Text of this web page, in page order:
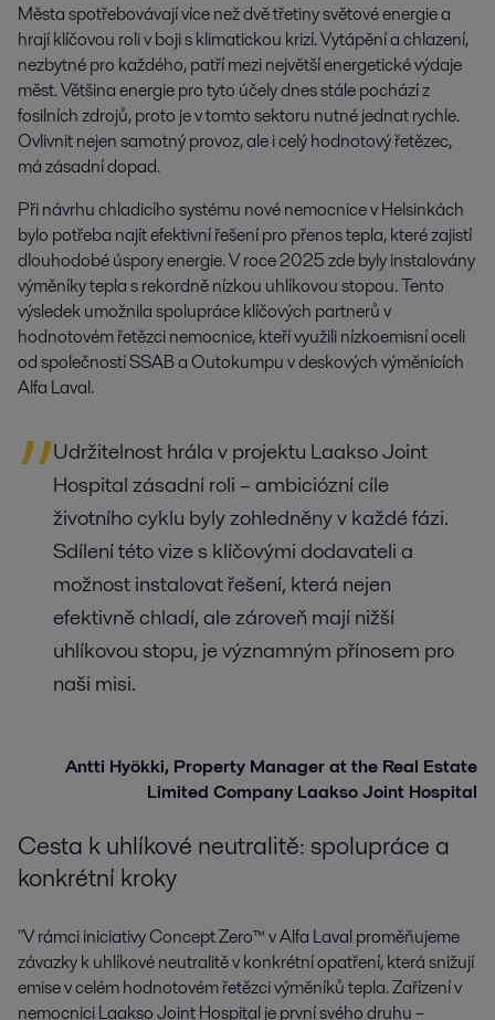
Města spotřebovávají více než dvě třetiny světové energie a
hrají klíčovou roli v boji s klimatickou krizí. Vytápění a chlazení,
nezbytné pro každého, patří mezi největší energetické výdaje
měst. Většina energie pro tyto účely dnes stále pochází z
fosilních zdrojů, proto je v tomto sektoru nutné jednat rychle.
Ovlivnit nejen samotný provoz, ale i celý hodnotový řetězec,
má zásadní dopad.
Při návrhu chladicího systému nové nemocnice v Helsinkách
bylo potřeba najít efektivní řešení pro přenos tepla, které zajistí
dlouhodobé úspory energie. V roce 2025 zde byly instalovány
výměníky tepla s rekordně nízkou uhlíkovou stopou. Tento
výsledek umožnila spolupráce klíčových partnerů v
hodnotovém řetězci nemocnice, kteří využili nízkoemisní oceli
od společností SSAB a Outokumpu v deskových výměnících
Alfa Laval.
Udržitelnost hrála v projektu Laakso Joint
Hospital zásadní roli – ambiciózní cíle
životního cyklu byly zohledněny v každé fázi.
Sdílení této vize s klíčovými dodavateli a
možnost instalovat řešení, která nejen
efektivně chladí, ale zároveň mají nižší
uhlíkovou stopu, je významným přínosem pro
naši misi.
Antti Hyökki, Property Manager at the Real Estate
Limited Company Laakso Joint Hospital
Cesta k uhlíkové neutralitě: spolupráce a
konkrétní kroky
"V rámci iniciativy Concept Zero™ v Alfa Laval proměňujeme
závazky k uhlíkové neutralitě v konkrétní opatření, která snižují
emise v celém hodnotovém řetězci výměníků tepla. Zařízení v
nemocnici Laakso Joint Hospital je první svého druhu –